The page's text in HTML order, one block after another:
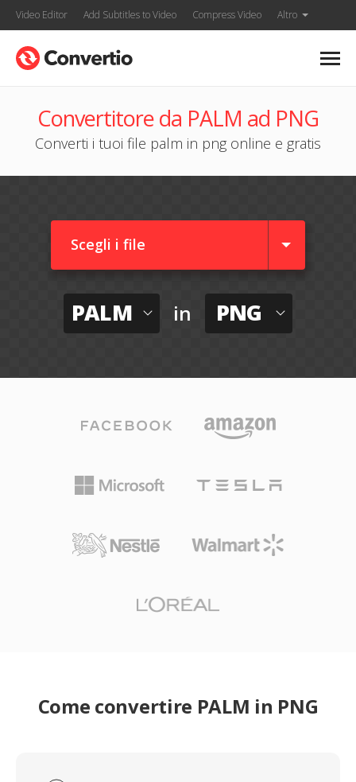
Video Editor Add Subtitles to Video Compress Video Altro
Convertitore da PALM ad PNG
Converti i tuoi file palm in png online e gratis
Scegli i file
PALM in PNG
Come convertire PALM in PNG